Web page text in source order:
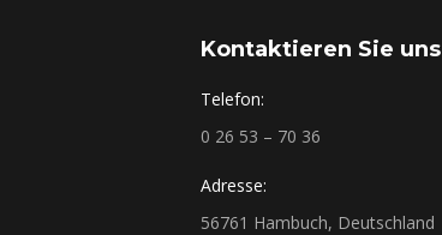
Kontaktieren Sie uns
Telefon:
0 26 53 – 70 36
Adresse:
56761 Hambuch, Deutschland